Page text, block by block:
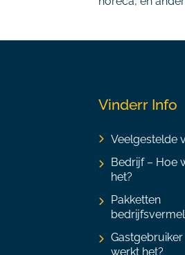
Vinderr Info
Veelgestelde
Bedrijf – Hoe
het?
Pakketten
werkt het?